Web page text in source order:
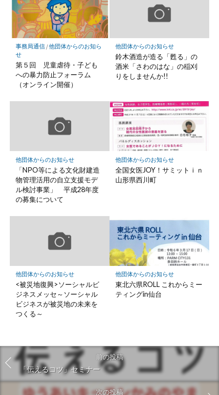
事務局通信/他団体からのお知ら
せ
第５回 児童虐待・子ども
への暴力防止フォーラム
（オンライン開催）
他団体からのお知らせ
鈴木酒造が造る「甦る」の
酒米「さわのはな」の稲刈
りをしませんか!!
他団体からのお知らせ
「NPO等による文化財建造
物管理活用の自立支援モデ
ル検討事業」 平成28年度
の募集について
他団体からのお知らせ
全国女医JOY！サミットｉｎ
山形県西川町
他団体からのお知らせ
<被災地復興>ソーシャルビ
ジネスメッセ～ソーシャル
ビジネスが被災地の未来を
つくる～
他団体からのお知らせ
東北六県ROLL これからミー
ティングin仙台
前の投稿
「伝えるコツ」セミナー
次の投稿